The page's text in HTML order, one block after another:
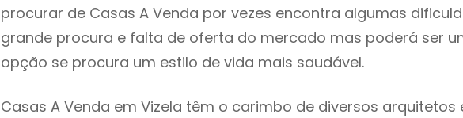
procurar de Casas A Venda por vezes encontra algumas
grande procura e falta de oferta do mercado mas poderá ser
opção se procura um estilo de vida mais saudável.
Casas A Venda em Vizela têm o carimbo de diversos arquitetos